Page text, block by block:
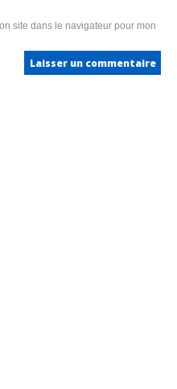
site dans le navigateur pour mon